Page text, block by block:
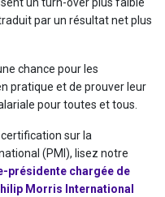
par un résultat net plus
chance pour les
pratique et de prouver leur
pour toutes et tous.
certification sur la
(PMI), lisez notre
présidente chargée de
Morris International